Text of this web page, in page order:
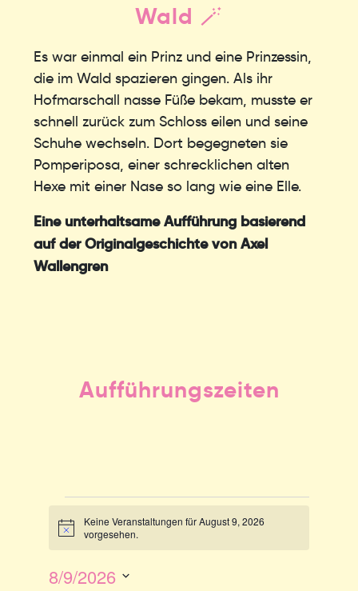
Wald 🪄
Es war einmal ein Prinz und eine Prinzessin,
die im Wald spazieren gingen. Als ihr
Hofmarschall nasse Füße bekam, musste er
schnell zurück zum Schloss eilen und seine
Schuhe wechseln. Dort begegneten sie
Pomperiposa, einer schrecklichen alten
Hexe mit einer Nase so lang wie eine Elle.
Eine unterhaltsame Aufführung basierend
auf der Originalgeschichte von Axel
Wallengren
Aufführungszeiten
Veranstaltungen
Hinweis
Keine Veranstaltungen für August 9, 2026
vorgesehen.
Ansichten-
Navigation
Veranstaltung
Navigation
8/9/2026